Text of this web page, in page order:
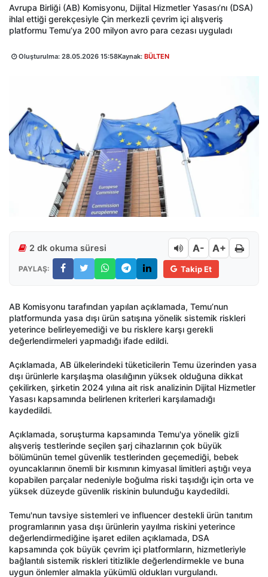
Avrupa Birliği (AB) Komisyonu, Dijital Hizmetler Yasası’nı (DSA)
ihlal ettiği gerekçesiyle Çin merkezli çevrim içi alışveriş
platformu Temu’ya 200 milyon avro para cezası uyguladı
Oluşturulma: 28.05.2026 15:58Kaynak: BÜLTEN
2 dk okuma süresi A- A+
PAYLAŞ: Takip Et
AB Komisyonu tarafından yapılan açıklamada, Temu’nun
platformunda yasa dışı ürün satışına yönelik sistemik riskleri
yeterince belirleyemediği ve bu risklere karşı gerekli
değerlendirmeleri yapmadığı ifade edildi.
Açıklamada, AB ülkelerindeki tüketicilerin Temu üzerinden yasa
dışı ürünlerle karşılaşma olasılığının yüksek olduğuna dikkat
çekilirken, şirketin 2024 yılına ait risk analizinin Dijital Hizmetler
Yasası kapsamında belirlenen kriterleri karşılamadığı
kaydedildi.
Açıklamada, soruşturma kapsamında Temu'ya yönelik gizli
alışveriş testlerinde seçilen şarj cihazlarının çok büyük
bölümünün temel güvenlik testlerinden geçemediği, bebek
oyuncaklarının önemli bir kısmının kimyasal limitleri aştığı veya
kopabilen parçalar nedeniyle boğulma riski taşıdığı için orta ve
yüksek düzeyde güvenlik riskinin bulunduğu kaydedildi.
Temu'nun tavsiye sistemleri ve influencer destekli ürün tanıtım
programlarının yasa dışı ürünlerin yayılma riskini yeterince
değerlendirmediğine işaret edilen açıklamada, DSA
kapsamında çok büyük çevrim içi platformların, hizmetleriyle
bağlantılı sistemik riskleri titizlikle değerlendirmekle ve buna
uygun önlemler almakla yükümlü oldukları vurgulandı.